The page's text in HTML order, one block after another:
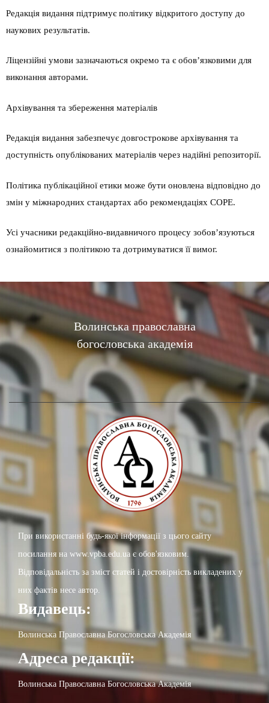
Редакція видання підтримує політику відкритого доступу до
наукових результатів.
Ліцензійні умови зазначаються окремо та є обов’язковими для
виконання авторами.
Архівування та збереження матеріалів
Редакція видання забезпечує довгострокове архівування та
доступність опублікованих матеріалів через надійні репозиторії.
Політика публікаційної етики може бути оновлена відповідно до
змін у міжнародних стандартах або рекомендаціях COPE.
Усі учасники редакційно-видавничого процесу зобов’язуються
ознайомитися з політикою та дотримуватися її вимог.
Волинська православна
богословська академія
При використанні будь-якої інформації з цього сайту
посилання на www.vpba.edu.ua є обов'язковим.
Відповідальність за зміст статей і достовірність викладених у
них фактів несе автор.
Видавець:
Волинська Православна Богословська Академія
Адреса редакції:
Волинська Православна Богословська Академія